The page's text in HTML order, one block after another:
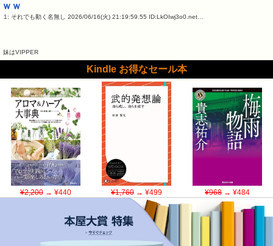
ｗｗ
1: それでも動く名無し 2026/06/16(火) 21:19:59.55 ID:LkOIwj3o0.net…
妹はVIPPER
Kindle お得なセール本
¥2,200→ ¥440 ¥1,760→ ¥499 ¥968→ ¥484